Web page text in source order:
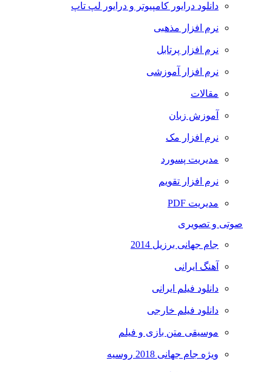
دانلود درایور کامپیوتر و درایور لپ تاپ
نرم افزار مذهبی
نرم افزار پرتابل
نرم افزار آموزشی
مقالات
آموزش زبان
نرم افزار مک
مدیریت پسورد
نرم افزار تقویم
مدیریت PDF
صوتی و تصویری
جام جهانی برزیل 2014
آهنگ ایرانی
دانلود فیلم ایرانی
دانلود فیلم خارجی
موسیقی متن بازی و فیلم
ویژه جام جهانی 2018 روسیه